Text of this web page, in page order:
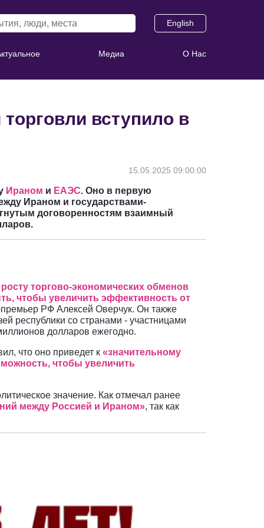
English
Медиа О Нас
вступило в
15.05.2025 09:00:00
Ираном и ЕАЭС. Оно в первую
Ираном и государствами-
договоренностям взаимный
торгово-экономических обменов
чтобы увеличить эффективность от
РФ Алексей Оверчук. Он также
республики со странами - участницами
долларов ежегодно.
что оно приведет к «значительному
чтобы увеличить
значение. Как отмечал ранее
между Россией и Ираном», так как